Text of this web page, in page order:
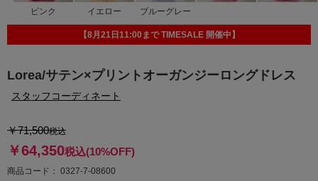
ピンク イエロー ブルーグレー
Lorea/サテン×プリントオーガンジーロングドレス
スタッフコーディネート
【8月21日11:00まで TIMESALE 開催中】
￥71,500税込
￥64,350税込(10%OFF)
商品コード 0327-7-08600